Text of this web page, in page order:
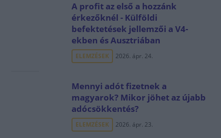
A profit az első a hozzánk
érkezőknél - Külföldi
befektetések jellemzői a V4-
ekben és Ausztriában
ELEMZÉSEK 2026. ápr. 24.
Mennyi adót fizetnek a
magyarok? Mikor jöhet az újabb
adócsökkentés?
ELEMZÉSEK 2026. ápr. 23.